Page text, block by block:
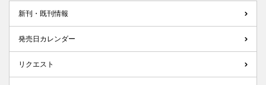
新刊・既刊情報
発売日カレンダー
リクエスト